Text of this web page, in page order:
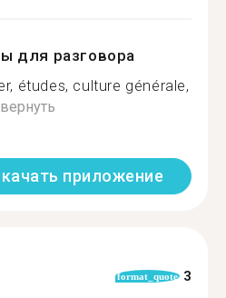
для разговора
études, culture générale,
приложение
format_quote 3